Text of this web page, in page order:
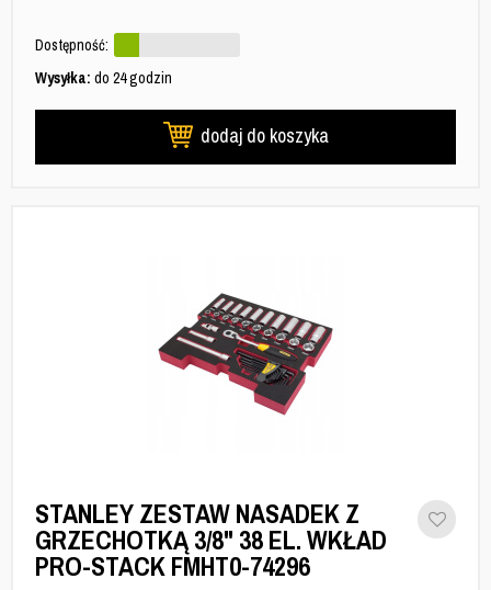
Dostępność:
Wysyłka: do 24 godzin
dodaj do koszyka
STANLEY ZESTAW NASADEK Z
GRZECHOTKĄ 3/8" 38 EL. WKŁAD
PRO-STACK FMHT0-74296